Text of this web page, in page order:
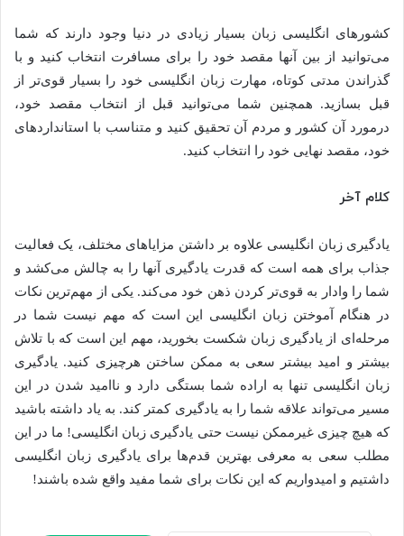
کشورهای انگلیسی زبان بسیار زیادی در دنیا وجود دارند که شما
می‌توانید از بین آنها مقصد خود را برای مسافرت انتخاب کنید و با
گذراندن مدتی کوتاه، مهارت زبان انگلیسی خود را بسیار قوی‌تر از
قبل بسازید. همچنین شما می‌توانید قبل از انتخاب مقصد خود،
درمورد آن کشور و مردم آن تحقیق کنید و متناسب با استانداردهای
خود، مقصد نهایی خود را انتخاب کنید.
کلام آخر
یادگیری زبان انگلیسی علاوه بر داشتن مزایاهای مختلف، یک فعالیت
جذاب برای همه است که قدرت یادگیری آنها را به چالش می‌کشد و
شما را وادار به قوی‌تر کردن ذهن خود می‌کند. یکی از مهم‌ترین نکات
در هنگام آموختن زبان انگلیسی این است که مهم نیست شما در
مرحله‌ای از یادگیری زبان شکست بخورید، مهم این است که با تلاش
بیشتر و امید بیشتر سعی به ممکن ساختن هرچیزی کنید. یادگیری
زبان انگلیسی تنها به اراده شما بستگی دارد و ناامید شدن در این
مسیر می‌تواند علاقه شما را به یادگیری کمتر کند. به یاد داشته باشید
که هیچ چیزی غیرممکن نیست حتی یادگیری زبان انگلیسی! ما در این
مطلب سعی به معرفی بهترین قدم‌ها برای یادگیری زبان انگلیسی
داشتیم و امیدواریم که این نکات برای شما مفید واقع شده باشند!